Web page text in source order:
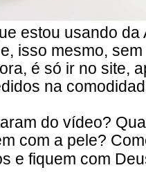
estou usando da
isso mesmo,
é só ir no site,
na
do vídeo?
com a pele?
e fiquem com